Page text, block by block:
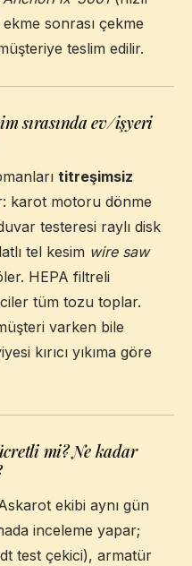
sonrası çekme
teslim edilir.
sırasında ev/işyeri
titreşimsiz
karot motoru dönme
testeresi raylı disk
tel kesim wire saw
HEPA filtreli
tüm tozu toplar.
varken bile
kırıcı yıkıma göre
mi? Ne kadar
ekibi aynı gün
inceleme yapar;
test çekici), armatür